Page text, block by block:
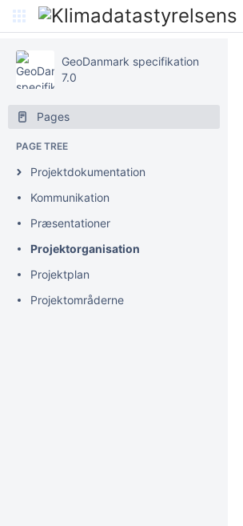
GeoDanmark specifikation
7.0
Pages
PAGE TREE
Projektdokumentation
Kommunikation
Præsentationer
Projektorganisation
Projektplan
Projektområderne